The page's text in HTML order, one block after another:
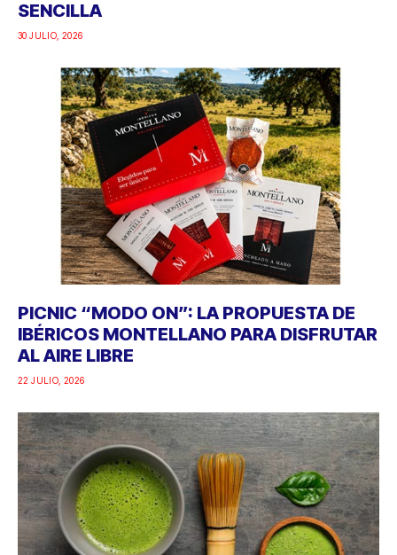
SENCILLA
30 JULIO, 2026
PICNIC “MODO ON”: LA PROPUESTA DE
IBÉRICOS MONTELLANO PARA DISFRUTAR
AL AIRE LIBRE
22 JULIO, 2026